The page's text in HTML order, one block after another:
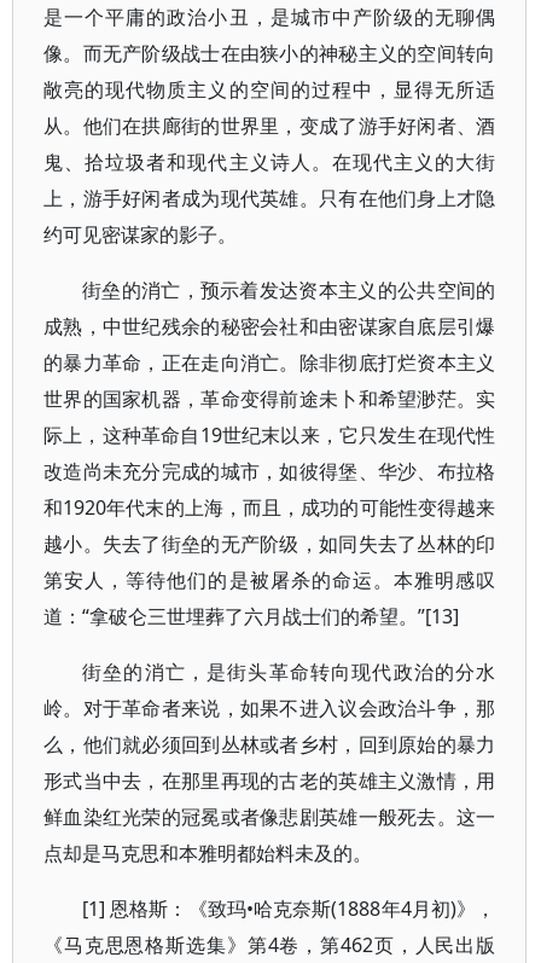
是一个平庸的政治小丑，是城市中产阶级的无聊偶
像。而无产阶级战士在由狭小的神秘主义的空间转向
敞亮的现代物质主义的空间的过程中，显得无所适
从。他们在拱廊街的世界里，变成了游手好闲者、酒
鬼、拾垃圾者和现代主义诗人。在现代主义的大街
上，游手好闲者成为现代英雄。只有在他们身上才隐
约可见密谋家的影子。
街垒的消亡，预示着发达资本主义的公共空间的
成熟，中世纪残余的秘密会社和由密谋家自底层引爆
的暴力革命，正在走向消亡。除非彻底打烂资本主义
世界的国家机器，革命变得前途未卜和希望渺茫。实
际上，这种革命自19世纪末以来，它只发生在现代性
改造尚未充分完成的城市，如彼得堡、华沙、布拉格
和1920年代末的上海，而且，成功的可能性变得越来
越小。失去了街垒的无产阶级，如同失去了丛林的印
第安人，等待他们的是被屠杀的命运。本雅明感叹
道：“拿破仑三世埋葬了六月战士们的希望。”[13]
街垒的消亡，是街头革命转向现代政治的分水
岭。对于革命者来说，如果不进入议会政治斗争，那
么，他们就必须回到丛林或者乡村，回到原始的暴力
形式当中去，在那里再现的古老的英雄主义激情，用
鲜血染红光荣的冠冕或者像悲剧英雄一般死去。这一
点却是马克思和本雅明都始料未及的。
[1] 恩格斯：《致玛•哈克奈斯(1888年4月初)》，
《马克思恩格斯选集》第4卷，第462页，人民出版